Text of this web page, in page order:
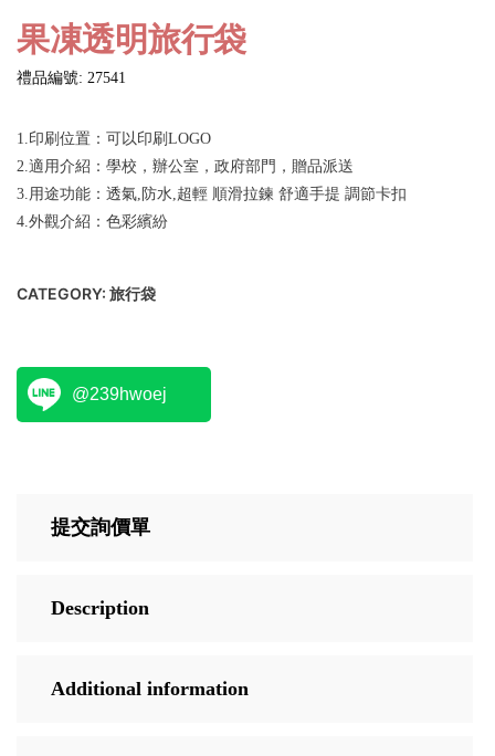
果凍透明旅行袋
禮品編號: 27541
1.印刷位置：可以印刷LOGO
2.適用介紹：學校，辦公室，政府部門，贈品派送
3.用途功能：透氣,防水,超輕 順滑拉鍊 舒適手提 調節卡扣
4.外觀介紹：色彩繽紛
CATEGORY: 旅行袋
@239hwoej
提交詢價單
Description
Additional information